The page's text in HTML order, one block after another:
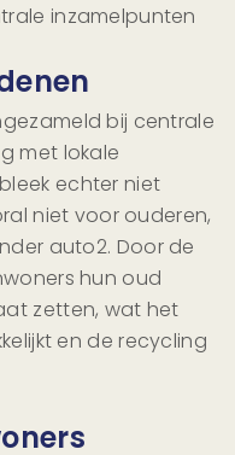
inzamelpunten
bij centrale
met lokale
echter niet
niet voor ouderen,
auto2. Door de
hun oud
zetten, wat het
en de recycling